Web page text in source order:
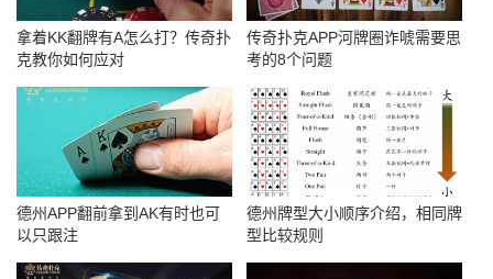
拿着KK翻牌有A怎么打？传奇扑
克教你如何应对
传奇扑克APP河牌圈诈唬需要思
考的8个问题
德州APP翻前拿到AK有时也可
以只跟注
德州牌型大小顺序介绍，相同牌
型比较规则